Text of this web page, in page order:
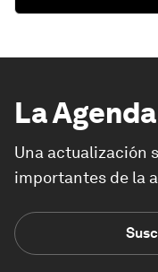
La Agenda
Una actualización
importantes de la